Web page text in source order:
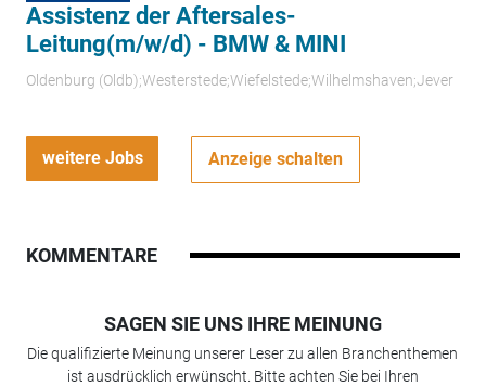
Assistenz der Aftersales-
Leitung(m/w/d) - BMW & MINI
Oldenburg (Oldb);Westerstede;Wiefelstede;Wilhelmshaven;Jever
weitere Jobs Anzeige schalten
KOMMENTARE
SAGEN SIE UNS IHRE MEINUNG
Die qualifizierte Meinung unserer Leser zu allen Branchenthemen
ist ausdrücklich erwünscht. Bitte achten Sie bei Ihren